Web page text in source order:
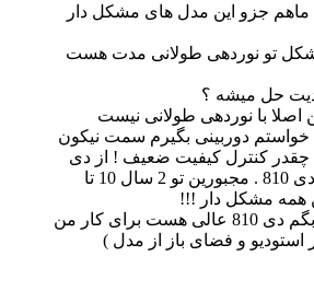
ماهم جزو این مدل های مشکل دار
تو نوردهی طولانی مدت هست
حل میشه ؟
با نوردهی طولانی نیست
خواستم دوربینی بگیرم سمت نیکون
چقدر کنترل کیفیت ضعیف ! از دی
600 بگیر تا دی 810 . مجبورین تو 2 سال 10 تا
همه مشکل دار !!!
* البته اینم بگم دی 810 عالی هست برای کار من
و فضای باز از مدل )